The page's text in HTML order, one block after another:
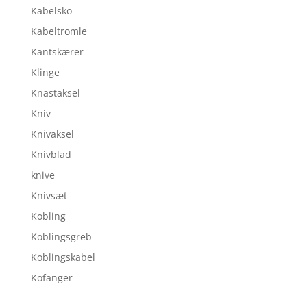
Kabelsko
Kabeltromle
Kantskærer
Klinge
Knastaksel
Kniv
Knivaksel
Knivblad
knive
Knivsæt
Kobling
Koblingsgreb
Koblingskabel
Kofanger